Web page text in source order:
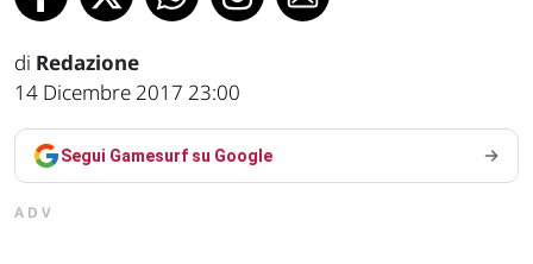
di Redazione
14 Dicembre 2017 23:00
Segui Gamesurf su Google
ADV